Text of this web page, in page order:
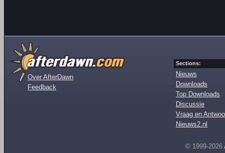
Over AfterDawn
Feedback
Sections:
Nieuws
Downloads
Top Downloads
Discussie
Vraag en
Nieuws2.nl
© 1999-2026